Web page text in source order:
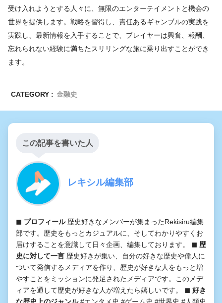
受け入れようとする人々に、無限のエンターテイメントと機会の
世界を提供します。戦略を習得し、責任あるギャンブルの実践を
実践し、最新情報を入手することで、プレイヤーは興奮、報酬、
忘れられない経験に満ちたスリリングな旅に乗り出すことができ
ます。
CATEGORY : 金融史
この記事を書いた人
レキシル編集部
◼︎ プロフィール歴史好きなメンバーが集まったRekisiru編集
部です。歴史をもっとカジュアルに、そしてわかりやすくお
届けすることを意識して日々企画、編集しております。 ◼︎ 歴
史に対して一言 歴史好きが集い、自分の好きな歴史や偉人に
ついて発信するメディアを作り、歴史が好きな人をもっと増
やすことをミッションに発足されたメディアです。このメデ
ィアを通して歴史が好きな人が増えたら嬉しいです。 ◼︎ 好き